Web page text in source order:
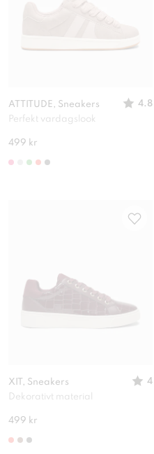
ATTITUDE, Sneakers
4.8
Perfekt vardagslook
499 kr
XIT, Sneakers
4
Dekorativt material
499 kr